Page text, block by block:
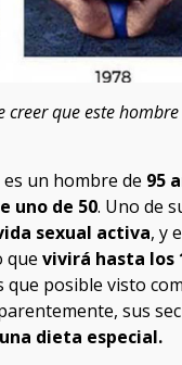
creer que este
es un hombre de 95
uno de 50. Uno de
sexual activa, y
que vivirá hasta los
que posible visto
sus
dieta especial.